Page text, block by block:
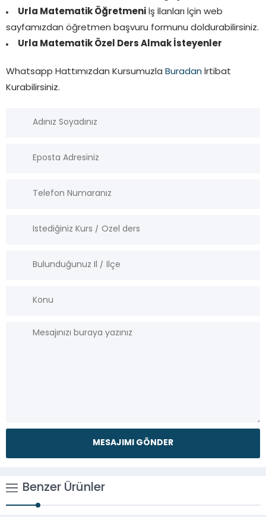
Urla Matematik Öğretmeni İş İlanları İçin web
sayfamızdan öğretmen başvuru formunu doldurabilirsiniz.
Urla Matematik Özel Ders Almak İsteyenler
Whatsapp Hattımızdan Kursumuzla Buradan İrtibat
Kurabilirsiniz.
Benzer Ürünler